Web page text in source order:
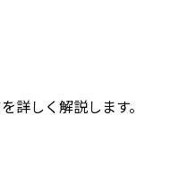
詳しく解説します。